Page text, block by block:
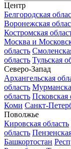
Центр
Белгородская
Воронежская
Костромская
Москва и
область
область Тульская
Северо-Запад
Архангельская
область
область Псковская
Коми Санкт-
Поволжье
Кировская область
область
Башкортостан